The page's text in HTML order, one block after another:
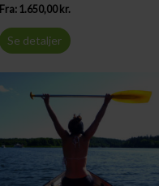
Fra: 1.650,00 kr.
Se detaljer